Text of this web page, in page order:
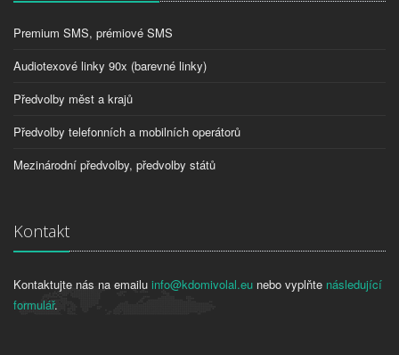
Premium SMS, prémiové SMS
Audiotexové linky 90x (barevné linky)
Předvolby měst a krajů
Předvolby telefonních a mobilních operátorů
Mezinárodní předvolby, předvolby států
Kontakt
Kontaktujte nás na emailu info@kdomivolal.eu nebo vyplňte následující
formulář.